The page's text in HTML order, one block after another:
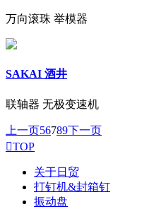
万向滚珠 举模器
SAKAI 酒井
联轴器 无极变速机
上一页56789下一页
TOP
关于日贸
打钉机&封箱钉
振动盘